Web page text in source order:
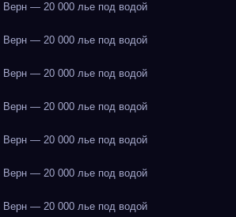
— 20 000 лье под водой
— 20 000 лье под водой
— 20 000 лье под водой
— 20 000 лье под водой
— 20 000 лье под водой
— 20 000 лье под водой
— 20 000 лье под водой